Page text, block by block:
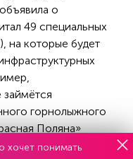
о
49 специальных
на которые будет
горнолыжного
Поляна»
капитале, а АО
хочет понимать